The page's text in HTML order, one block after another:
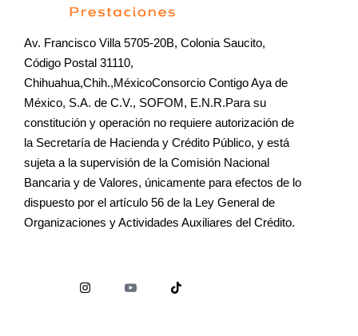
Av. Francisco Villa 5705-20B, Colonia Saucito,
Código Postal 31110,
Chihuahua,Chih.,MéxicoConsorcio Contigo Aya de
México, S.A. de C.V., SOFOM, E.N.R.Para su
constitución y operación no requiere autorización de
la Secretaría de Hacienda y Crédito Público, y está
sujeta a la supervisión de la Comisión Nacional
Bancaria y de Valores, únicamente para efectos de lo
dispuesto por el artículo 56 de la Ley General de
Organizaciones y Actividades Auxiliares del Crédito.